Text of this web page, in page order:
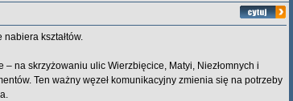
kształtów.
– na skrzyżowaniu ulic Wierzbięcice, Matyi, Niezłomnych i
Ten ważny węzeł komunikacyjny zmienia się na potrzeby